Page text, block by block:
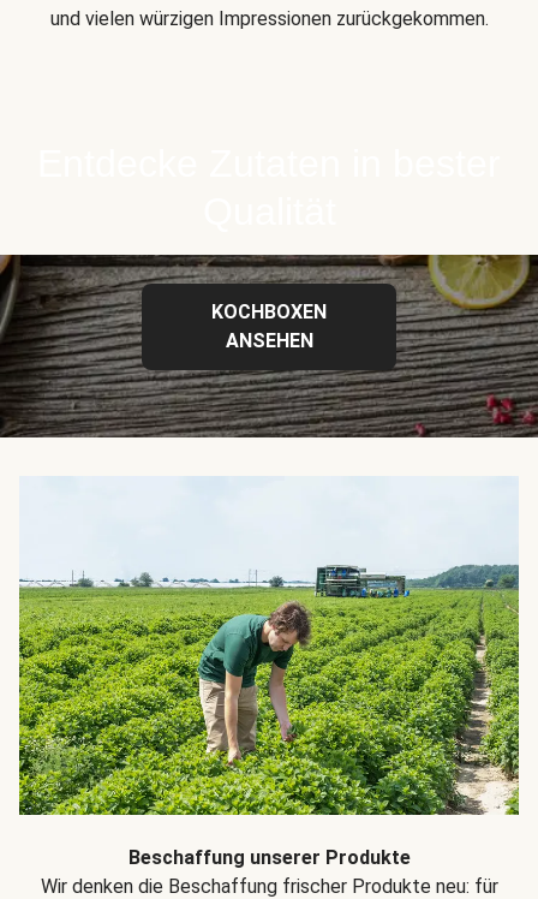
und vielen würzigen Impressionen zurückgekommen.
KOCHBOXEN
ANSEHEN
Beschaffung unserer Produkte
Wir denken die Beschaffung frischer Produkte neu: für